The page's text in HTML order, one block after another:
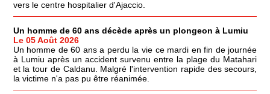
vers le centre hospitalier d'Ajaccio.
Un homme de 60 ans décède après un plongeon à Lumiu
Le 05 Août 2026
Un homme de 60 ans a perdu la vie ce mardi en fin de journée
à Lumiu après un accident survenu entre la plage du Matahari
et la tour de Caldanu. Malgré l'intervention rapide des secours,
la victime n'a pas pu être réanimée.